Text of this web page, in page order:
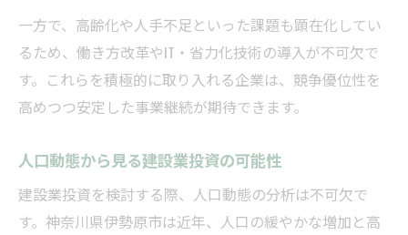
一方で、高齢化や人手不足といった課題も顕在化してい
るため、働き方改革やIT・省力化技術の導入が不可欠で
す。これらを積極的に取り入れる企業は、競争優位性を
高めつつ安定した事業継続が期待できます。
人口動態から見る建設業投資の可能性
建設業投資を検討する際、人口動態の分析は不可欠で
す。神奈川県伊勢原市は近年、人口の緩やかな増加と高